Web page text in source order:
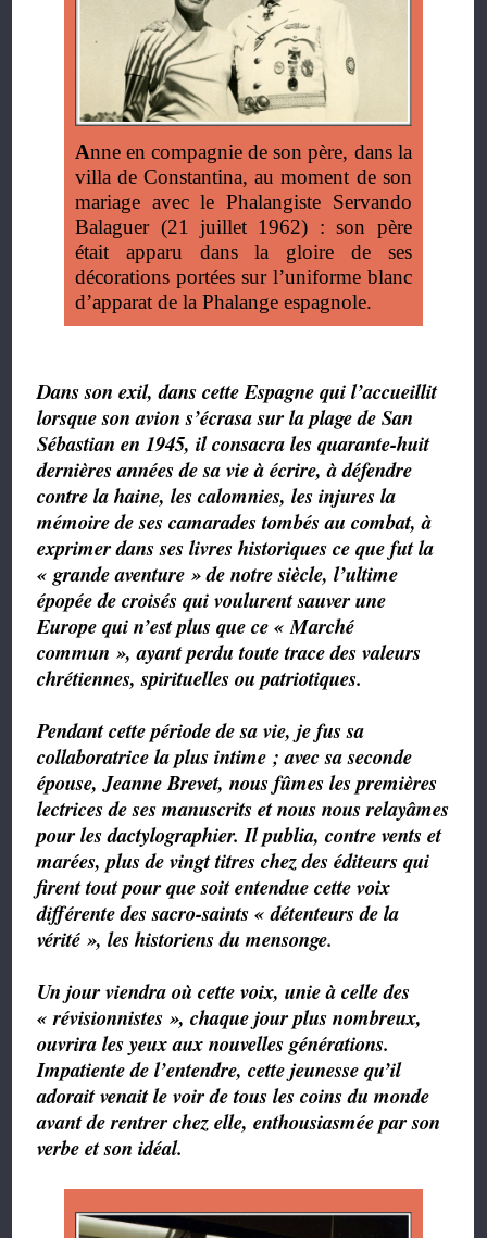
Anne en compagnie de son père, dans la
villa de Constantina, au moment de son
mariage avec le Phalangiste Servando
Balaguer (21 juillet 1962) : son père
était apparu dans la gloire de ses
décorations portées sur l’uniforme blanc
d’apparat de la Phalange espagnole.
Dans son exil, dans cette Espagne qui l’accueillit
lorsque son avion s’écrasa sur la plage de San
Sébastian en 1945, il consacra les quarante-huit
dernières années de sa vie à écrire, à défendre
contre la haine, les calomnies, les injures la
mémoire de ses camarades tombés au combat, à
exprimer dans ses livres historiques ce que fut la
« grande aventure » de notre siècle, l’ultime
épopée de croisés qui voulurent sauver une
Europe qui n’est plus que ce « Marché
commun », ayant perdu toute trace des valeurs
chrétiennes, spirituelles ou patriotiques.
Pendant cette période de sa vie, je fus sa
collaboratrice la plus intime ; avec sa seconde
épouse, Jeanne Brevet, nous fûmes les premières
lectrices de ses manuscrits et nous nous relayâmes
pour les dactylographier. Il publia, contre vents et
marées, plus de vingt titres chez des éditeurs qui
firent tout pour que soit entendue cette voix
différente des sacro-saints « détenteurs de la
vérité », les historiens du mensonge.
Un jour viendra où cette voix, unie à celle des
« révisionnistes », chaque jour plus nombreux,
ouvrira les yeux aux nouvelles générations.
Impatiente de l’entendre, cette jeunesse qu’il
adorait venait le voir de tous les coins du monde
avant de rentrer chez elle, enthousiasmée par son
verbe et son idéal.